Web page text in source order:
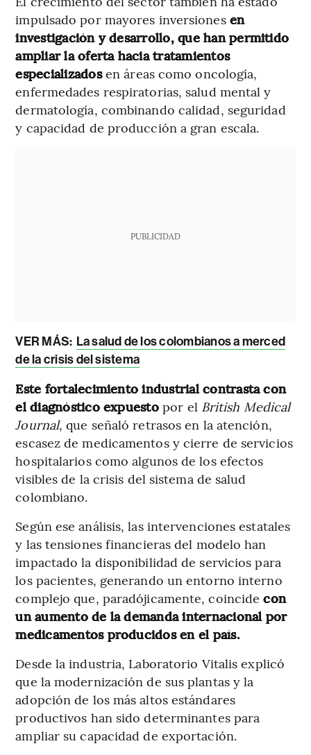
impulsado por mayores inversionesen
investigación y desarrollo, que han permitido
ampliar la oferta hacia tratamientos
especializadosen áreas como oncología,
enfermedades respiratorias, salud mental y
dermatología, combinando calidad, seguridad
y capacidad de producción a gran escala.
PUBLICIDAD
VER MÁS: La salud de los colombianos a merced
de la crisis del sistema
Este fortalecimiento industrial contrasta con
el diagnóstico expuestopor el British Medical
Journal, que señaló retrasos en la atención,
escasez de medicamentos y cierre de servicios
hospitalarios como algunos de los efectos
visibles de la crisis del sistema de salud
colombiano.
Según ese análisis, las intervenciones estatales
y las tensiones financieras del modelo han
impactado la disponibilidad de servicios para
los pacientes, generando un entorno interno
complejo que, paradójicamente, coincidecon
un aumento de la demanda internacional por
medicamentos producidos en el país.
Desde la industria, Laboratorio Vitalis explicó
que la modernización de sus plantas y la
adopción de los más altos estándares
productivos han sido determinantes para
ampliar su capacidad de exportación.